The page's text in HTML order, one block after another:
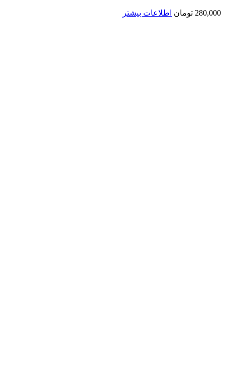
280,000 تومان اطلاعات بیشتر